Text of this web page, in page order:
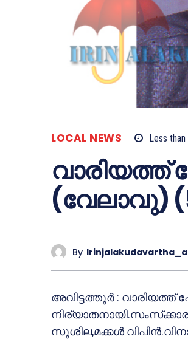
LOCAL NEWS Less than
(വേലാവു)
By
അവിട്ടത്തൂര്‍ : വാരിയത്ത്
സുശില,മക്കള്‍